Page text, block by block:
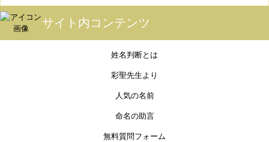
サイト内コンテンツ
姓名判断とは
彩聖先生より
人気の名前
命名の助言
無料質問フォーム